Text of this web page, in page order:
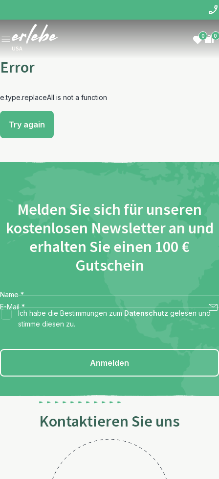
USA
0 0
Error
e.type.replaceAll is not a function
Try again
Melden Sie sich für unseren
kostenlosen Newsletter an und
erhalten Sie einen 100 €
Gutschein
Name *
E-Mail *
Ich habe die Bestimmungen zum Datenschutz gelesen und
stimme diesen zu.
Anmelden
Kontaktieren Sie uns